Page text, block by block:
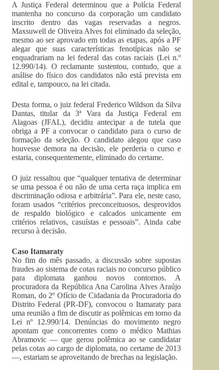
A Justiça Federal determinou que a Polícia Federal
mantenha no concurso da corporação um candidato
inscrito dentro das vagas reservadas a negros.
Maxsuwell de Oliveira Alves foi eliminado da seleção,
mesmo ao ser aprovado em todas as etapas, após a PF
alegar que suas características fenotípicas não se
enquadrariam na lei federal das cotas raciais (Lei n.º
12.990/14). O reclamante sustentou, contudo, que a
análise do físico dos candidatos não está prevista em
edital e, tampouco, na lei citada.
Desta forma, o juiz federal Frederico Wildson da Silva
Dantas, titular da 3ª Vara da Justiça Federal em
Alagoas (JFAL), decidiu antecipar a de tutela que
obriga a PF a convocar o candidato para o curso de
formação da seleção. O candidato alegou que caso
houvesse demora na decisão, ele perderia o curso e
estaria, consequentemente, eliminado do certame.
O juiz ressaltou que “qualquer tentativa de determinar
se uma pessoa é ou não de uma certa raça implica em
discriminação odiosa e arbitrária”. Para ele, neste caso,
foram usados “critérios preconceituosos, desprovidos
de respaldo biológico e calcados unicamente em
critérios relativos, casuístas e pessoais”. Ainda cabe
recurso à decisão.
Caso Itamaraty
No fim do mês passado, a discussão sobre supostas
fraudes ao sistema de cotas raciais no concurso público
para diplomata ganhou novos contornos. A
procuradora da República Ana Carolina Alves Araújo
Roman, do 2º Ofício de Cidadania da Procuradoria do
Distrito Federal (PR-DF), convocou o Itamaraty para
uma reunião a fim de discutir as polêmicas em torno da
Lei nº 12.990/14. Denúncias do movimento negro
apontam que concorrentes como o médico Mathias
Abramovic — que gerou polêmica ao se candidatar
pelas cotas ao cargo de diplomata, no certame de 2013
—, estariam se aproveitando de brechas na legislação.